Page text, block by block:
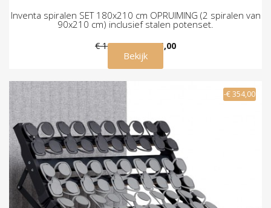
Inventa spiralen SET 180x210 cm OPRUIMING (2 spiralen van
90x210 cm) inclusief stalen potenset.
€ 1.060,00 € 675,00
Bekijk
-€ 354,00